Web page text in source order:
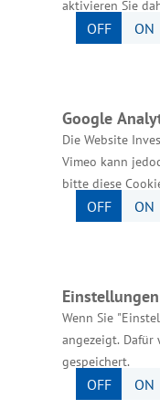
aktivieren Sie
OFF ON
Google
Die Website
Vimeo kann
bitte diese
OFF ON
Wenn Sie
angezeigt.
gespeichert.
OFF ON
Infrastruktur,